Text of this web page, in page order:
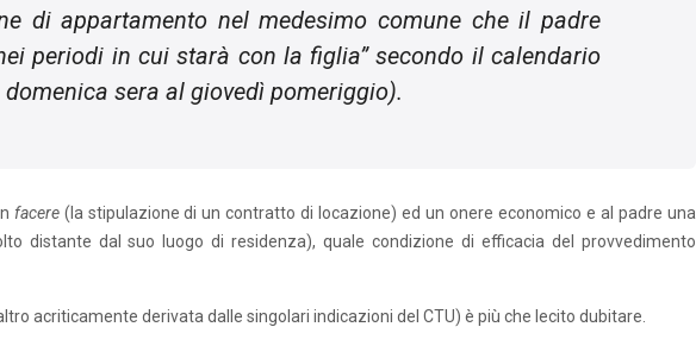
di appartamento nel medesimo comune che il padre
periodi in cui starà con la figlia” secondo il calendario
sera al giovedì pomeriggio).
facere(la stipulazione di un contratto di locazione) ed un onere economico e al padre una
distante dal suo luogo di residenza), quale condizione di efficacia del provvedimento
acriticamente derivata dalle singolari indicazioni del CTU) è più che lecito dubitare.